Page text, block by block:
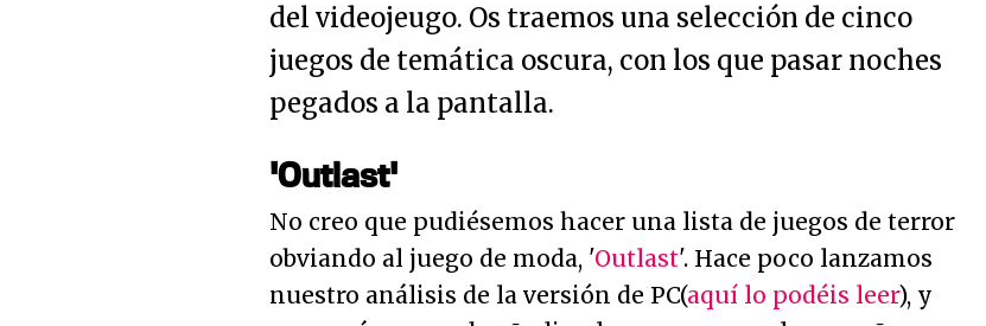
del videojeugo. Os traemos una selección de cinco
juegos de temática oscura, con los que pasar noches
pegados a la pantalla.
'Outlast'
No creo que pudiésemos hacer una lista de juegos de terror
obviando al juego de moda, 'Outlast'. Hace poco lanzamos
nuestro análisis de la versión de PC(aquí lo podéis leer), y